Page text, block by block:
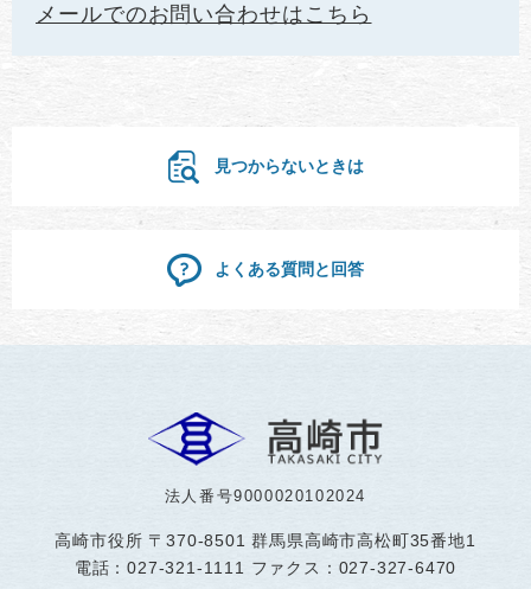
メールでのお問い合わせはこちら
見つからないときは
よくある質問と回答
法人番号9000020102024
高崎市役所 〒370-8501 群馬県高崎市高松町35番地1
電話：027-321-1111 ファクス：027-327-6470